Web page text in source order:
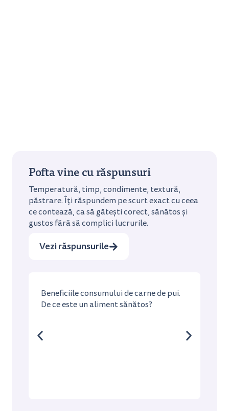
Pofta vine cu răspunsuri
Temperatură, timp, condimente, textură,
păstrare. Îți răspundem pe scurt exact cu ceea
ce contează, ca să gătești corect, sănătos și
gustos fără să complici lucrurile.
Vezi răspunsurile
Beneficiile consumului de carne de pui.
De ce este un aliment sănătos?